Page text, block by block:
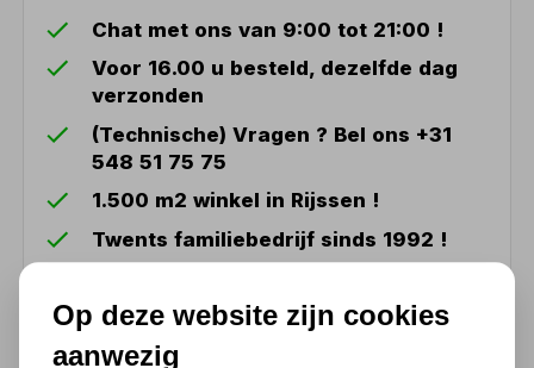
Chat met ons van 9:00 tot 21:00 !
Voor 16.00 u besteld, dezelfde dag
verzonden
(Technische) Vragen ? Bel ons +31
548 51 75 75
1.500 m2 winkel in Rijssen !
Twents familiebedrijf sinds 1992 !
Ook handig
Op deze website zijn cookies
aanwezig